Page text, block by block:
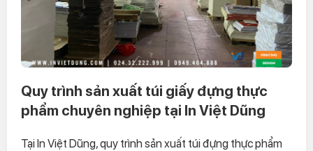
Quy trình sản xuất túi giấy đựng thực
phẩm chuyên nghiệp tại In Việt Dũng
Tại In Việt Dũng, quy trình sản xuất túi đựng thực phẩm